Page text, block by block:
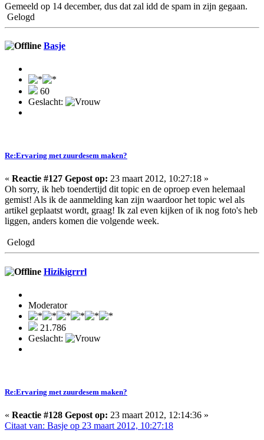
Gemeeld op 14 december, dus dat zal idd de spam in zijn gegaan.
Gelogd
Basje
60
Geslacht:
Re:Ervaring met zuurdesem maken?
« Reactie #127 Gepost op: 23 maart 2012, 10:27:18 »
Oh sorry, ik heb toendertijd dit topic en de oproep even helemaal
gemist! Als ik de aanmelding kan zijn waardoor het topic wel als
artikel geplaatst wordt, graag! Ik zal even kijken of ik nog foto's heb
liggen, anders komen die volgende week.
Gelogd
Hizikigrrrl
Moderator
21.786
Geslacht:
Re:Ervaring met zuurdesem maken?
« Reactie #128 Gepost op: 23 maart 2012, 12:14:36 »
Citaat van: Basje op 23 maart 2012, 10:27:18